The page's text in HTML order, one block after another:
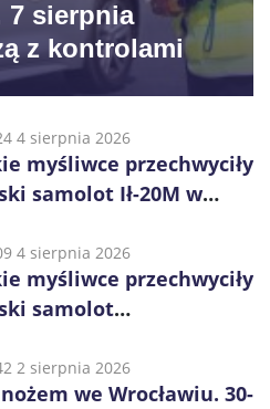
7 sierpnia
z kontrolami
4 sierpnia 2026
myśliwce przechwyciły
samolot Ił-20M w
4 sierpnia 2026
myśliwce przechwyciły
samolot
2 sierpnia 2026
we Wrocławiu. 30-